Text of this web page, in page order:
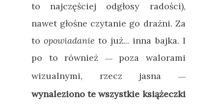
to najczęściej odgłosy radości),
nawet głośne czytanie go drażni. Za
toopowiadanieto już... inna bajka. I
po to również
—poza walorami
wizualnymi, rzecz jasna
—
wynaleziono te wszystkie książeczki